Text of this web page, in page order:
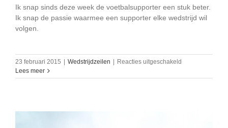
Ik snap sinds deze week de voetbalsupporter een stuk beter.
Ik snap de passie waarmee een supporter elke wedstrijd wil
volgen.
23 februari 2015 Wedstrijdzeilen Reacties uitgeschakeld
Ocean
Lees meer